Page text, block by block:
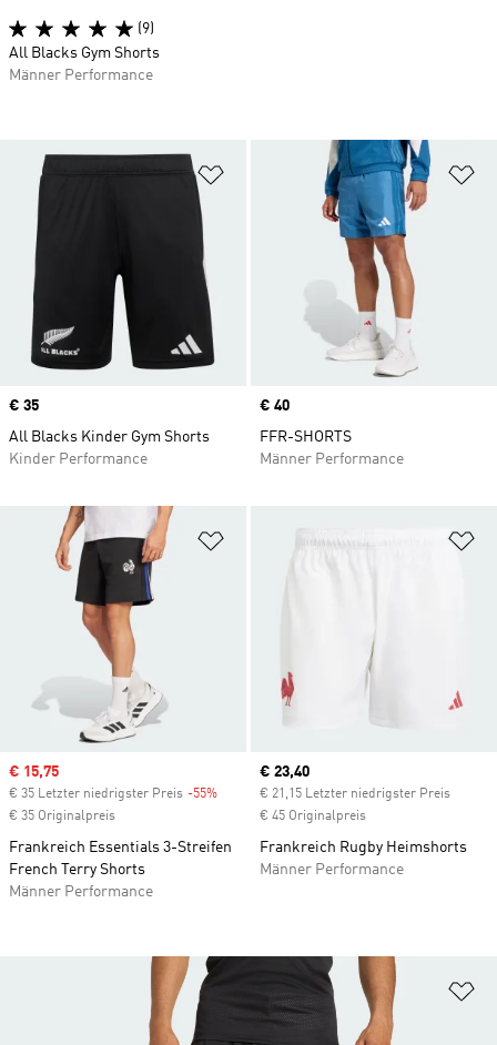
Zur Wunschliste hinzufügen
Price
€ 35
All Blacks Kinder Gym Shorts
Kinder Performance
Price
€ 40
FFR-SHORTS
Männer Performance
Sale price
€ 15,75
€ 35 Letzter niedrigster Preis -55% Discount
€ 35 Originalpreis
Frankreich Essentials 3-Streifen
French Terry Shorts
Männer Performance
Current price
€ 23,40
€ 21,15 Letzter niedrigster Preis
€ 45 Originalpreis
Frankreich Rugby Heimshorts
Männer Performance
(9)
All Blacks Gym Shorts
Männer Performance